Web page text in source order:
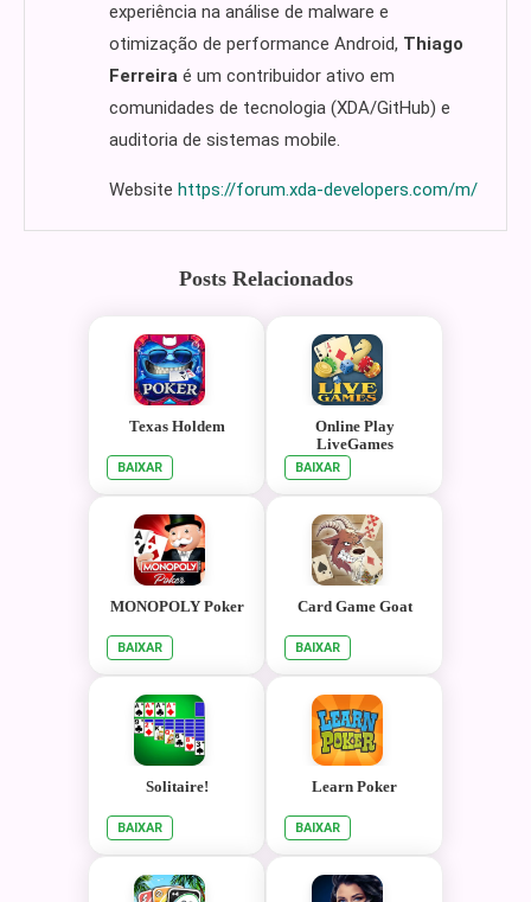
experiência na análise de malware e
otimização de performance Android, Thiago
Ferreira é um contribuidor ativo em
comunidades de tecnologia (XDA/GitHub) e
auditoria de sistemas mobile.
Website https://forum.xda-developers.com/m/
Posts Relacionados
Texas Holdem
BAIXAR
Online Play
LiveGames
BAIXAR
MONOPOLY Poker
BAIXAR
Card Game Goat
BAIXAR
Solitaire!
BAIXAR
Learn Poker
BAIXAR